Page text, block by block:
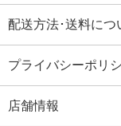
配送方法･送料につ
プライバシーポリ
店舗情報